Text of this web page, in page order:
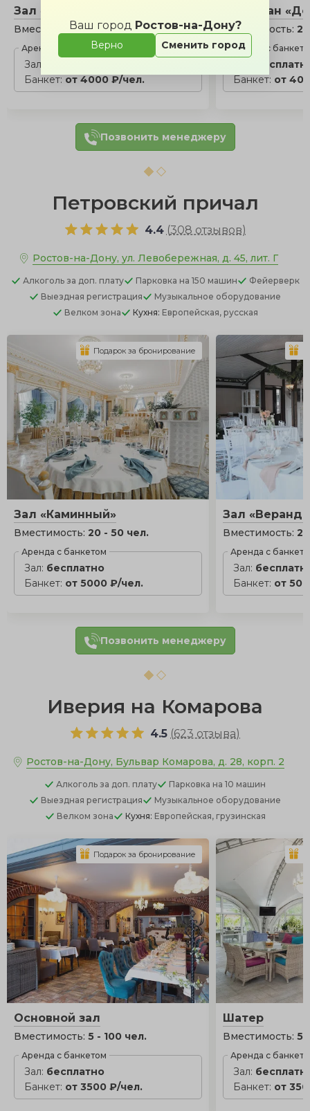
Ваш город Ростов-на-Дону?
Верно Сменить город
Зал «Панорамный»
Вместимость:10 - 20 чел.
Аренда с банкетом
Зал:
Банкет: от 4000 ₽/чел.
Ресторан
Вместимость:
Аренда с
Банкет: от
Позвонить менеджеру
Петровский причал
4.4 (308 отзывов)
Ростов-на-Дону, ул. Левобережная, д. 45, лит. Г
Алкоголь за доп. плату Парковка на 150 машин
Фейерверк
Выездная регистрация
Музыкальное оборудование
Велком зона
Кухня: Европейская, русская
Зал «Каминный»
Вместимость: 20 - 50 чел.
Аренда с банкетом
Зал: бесплатно
Банкет: от 5000 ₽/чел.
Подарок за бронирование
Зал
Вместимость:
Аренда с
Зал:
Банкет: от
Позвонить менеджеру
Иверия на Комарова
4.5 (623 отзыва)
Ростов-на-Дону, Бульвар Комарова, д. 28, корп. 2
Алкоголь за доп. плату Парковка на 10 машин
Выездная регистрация
Музыкальное оборудование
Велком зона
Кухня: Европейская, грузинская
Основной зал
Вместимость: 5 - 100 чел.
Аренда с банкетом
Зал: бесплатно
Банкет: от 3500 ₽/чел.
Подарок за бронирование
Шатер
Вместимость:5
Аренда с
Зал:
Банкет: от